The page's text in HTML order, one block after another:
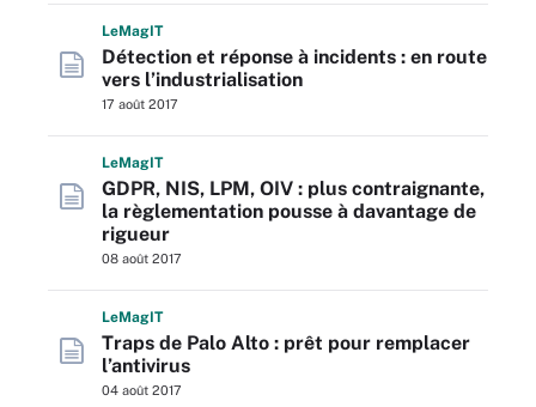
LeMagIT
Détection et réponse à incidents : en route
vers l’industrialisation
17 août 2017
LeMagIT
GDPR, NIS, LPM, OIV : plus contraignante,
la règlementation pousse à davantage de
rigueur
08 août 2017
LeMagIT
Traps de Palo Alto : prêt pour remplacer
l’antivirus
04 août 2017